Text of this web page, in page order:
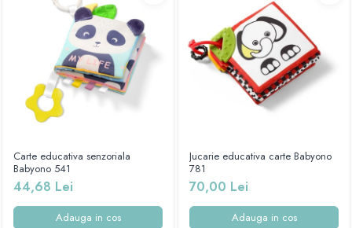
Carte educativa senzoriala
Babyono 541
44,68 Lei
Adauga in cos
Jucarie educativa carte Babyono
781
70,00 Lei
Adauga in cos